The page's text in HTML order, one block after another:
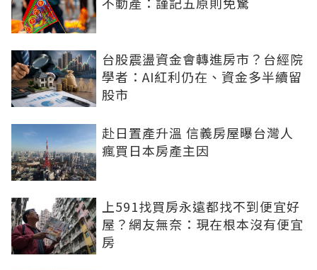
台股震盪資金會轉進房市？台經院
學者：AI紅利仍在、資金多半續留
股市
赴日置產升溫 信義房屋曝台灣人
瘋買日本房產主因
上591找買房永遠都找不到便宜好
屋？網友無奈：現在根本沒有便宜
房